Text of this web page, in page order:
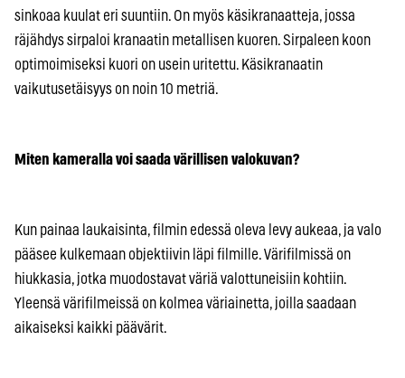
sinkoaa kuulat eri suuntiin. On myös käsikranaatteja, jossa
räjähdys sirpaloi kranaatin metallisen kuoren. Sirpaleen koon
optimoimiseksi kuori on usein uritettu. Käsikranaatin
vaikutusetäisyys on noin 10 metriä.
Miten kameralla voi saada värillisen valokuvan?
Kun painaa laukaisinta, filmin edessä oleva levy aukeaa, ja valo
pääsee kulkemaan objektiivin läpi filmille. Värifilmissä on
hiukkasia, jotka muodostavat väriä valottuneisiin kohtiin.
Yleensä värifilmeissä on kolmea väriainetta, joilla saadaan
aikaiseksi kaikki päävärit.